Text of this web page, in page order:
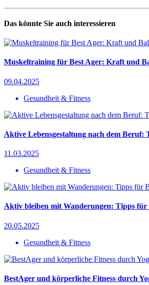
Das könnte Sie auch interessieren
Muskeltraining für Best Ager: Kraft und
09.04.2025
Gesundheit & Fitness
Aktive Lebensgestaltung nach dem Beruf:
11.03.2025
Gesundheit & Fitness
Aktiv bleiben mit Wanderungen: Tipps für
20.05.2025
Gesundheit & Fitness
BestAger und körperliche Fitness durch